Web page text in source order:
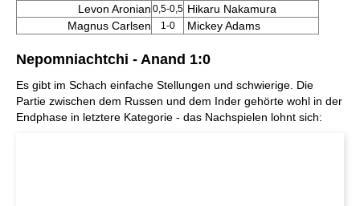
Levon Aronian 0,5-0,5 Hikaru Nakamura
Magnus Carlsen
1-0 Mickey Adams
Nepomniachtchi - Anand 1:0
Es gibt im Schach einfache Stellungen und schwierige. Die
Partie zwischen dem Russen und dem Inder gehörte wohl in der
Endphase in letztere Kategorie - das Nachspielen lohnt sich: